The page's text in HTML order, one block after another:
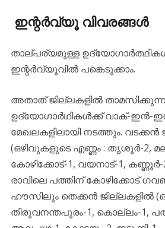
ഇന്റർവ്യൂ വിവരങ്ങൾ
താല്പര്യമുള്ള
ഇന്റര്‍വ്യൂവില്‍ പങ്കെടുക്കാം.
അതാത് ജില്ലകളിൽ താമസിക്കുന്ന
ഉദ്യോഗാർഥികൾക്ക് വാക്-ഇൻ-
മേഖലകളിലായി നടത്തും. വടക്കൻ
(ഒഴിവുകളുടെ എണ്ണം : തൃശൂർ-2,
കോഴിക്കോട്-1, വയനാട്-1,
രാവിലെ പത്തിന് കോഴിക്കോട്
ഹൗസിലും തെക്കൻ ജില്ലകളിൽ
തിരുവനന്തപുരം-1, കൊല്ലം-1,